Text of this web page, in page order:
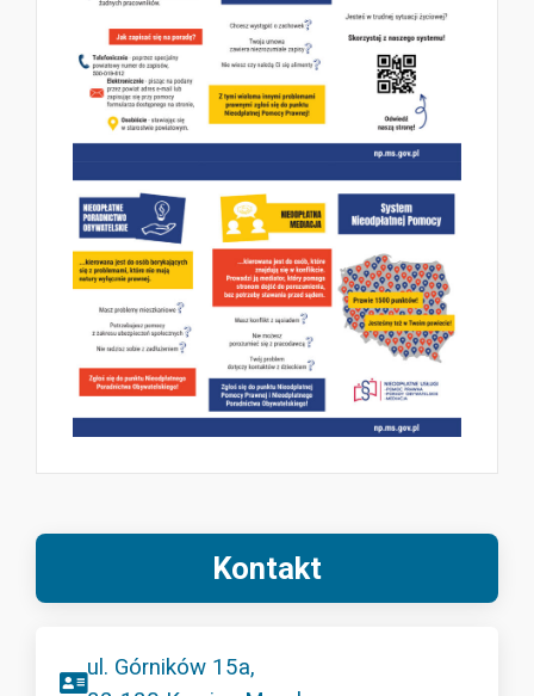
Kontakt
ul. Górników 15a,